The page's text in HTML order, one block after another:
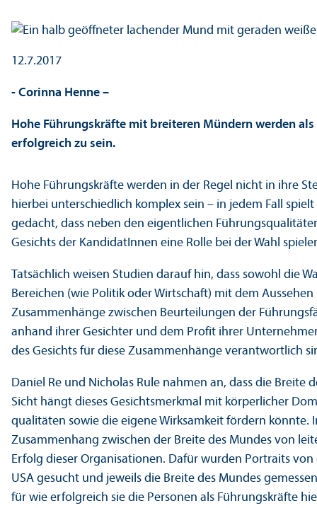
12.7.2017
- Corinna Henne –
Hohe Führungs­kräfte mit breiteren Mündern werden
erfolgreich zu sein.
Hohe Führungs­kräfte werden in der Regel nicht in ihre
hierbei unter­schiedlich komplex sein – in jedem Fall
gedacht, dass neben den eigentlichen
Gesichts der KandidatInnen eine Rolle bei der Wahl
Tatsächlich weisen Studien darauf hin, dass sowohl die
Bereichen (wie Politik oder Wirtschaft) mit dem
Zusammenhänge zwischen Beurteilungen der
anhand ihrer Gesichter und dem Profit ihrer
des Gesichts für diese Zusammenhänge verantwortlich
Daniel Re und Nicholas Rule nahmen an, dass die
Sicht hängt dieses Gesichtsmerkmal mit körperlicher
qualitäten sowie die eigene Wirksamkeit fördern
Zusammenhang zwischen der Breite des Mundes von
Erfolg dieser Organisationen. Dafür wurden Portraits
USA gesucht und jeweils die Breite des Mundes
für wie erfolgreich sie die Personen als Führungs­kräfte